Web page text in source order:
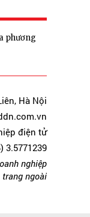
phương
Hà Nội
điện tử
3.5771239
nghiệp
ngoài